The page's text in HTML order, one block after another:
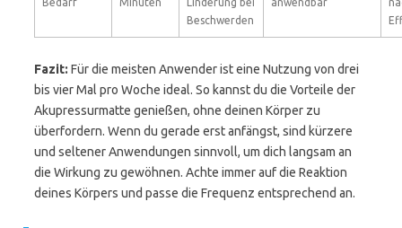
Beschwerden
Fazit: Für die meisten Anwender ist eine Nutzung von drei
bis vier Mal pro Woche ideal. So kannst du die Vorteile der
Akupressurmatte genießen, ohne deinen Körper zu
überfordern. Wenn du gerade erst anfängst, sind kürzere
und seltener Anwendungen sinnvoll, um dich langsam an
die Wirkung zu gewöhnen. Achte immer auf die Reaktion
deines Körpers und passe die Frequenz entsprechend an.